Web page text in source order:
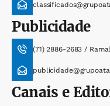
Publicidade
(71) 2886-2683 /
Canais e